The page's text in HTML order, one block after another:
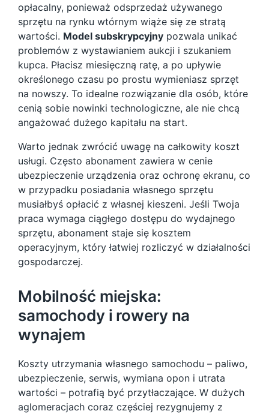
opłacalny, ponieważ odsprzedaż używanego
sprzętu na rynku wtórnym wiąże się ze stratą
wartości. Model subskrypcyjny pozwala unikać
problemów z wystawianiem aukcji i szukaniem
kupca. Płacisz miesięczną ratę, a po upływie
określonego czasu po prostu wymieniasz sprzęt
na nowszy. To idealne rozwiązanie dla osób, które
cenią sobie nowinki technologiczne, ale nie chcą
angażować dużego kapitału na start.
Warto jednak zwrócić uwagę na całkowity koszt
usługi. Często abonament zawiera w cenie
ubezpieczenie urządzenia oraz ochronę ekranu, co
w przypadku posiadania własnego sprzętu
musiałbyś opłacić z własnej kieszeni. Jeśli Twoja
praca wymaga ciągłego dostępu do wydajnego
sprzętu, abonament staje się kosztem
operacyjnym, który łatwiej rozliczyć w działalności
gospodarczej.
Mobilność miejska:
samochody i rowery na
wynajem
Koszty utrzymania własnego samochodu – paliwo,
ubezpieczenie, serwis, wymiana opon i utrata
wartości – potrafią być przytłaczające. W dużych
aglomeracjach coraz częściej rezygnujemy z